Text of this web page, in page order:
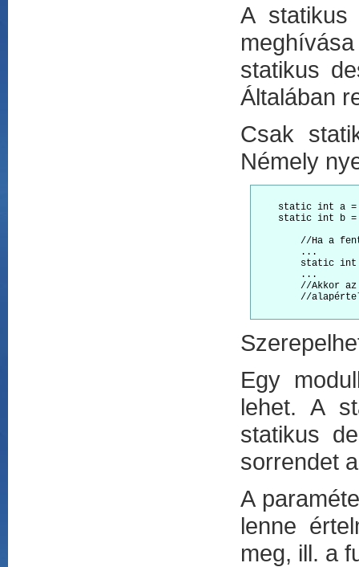
A
statikus
Általában
Csak
Némely
static int a
static int b
Egy
lehet. A
statikus
sorrendet
A
lenne
meg, ill. a